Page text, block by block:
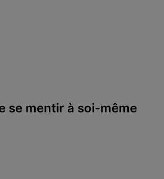
se mentir à soi-même